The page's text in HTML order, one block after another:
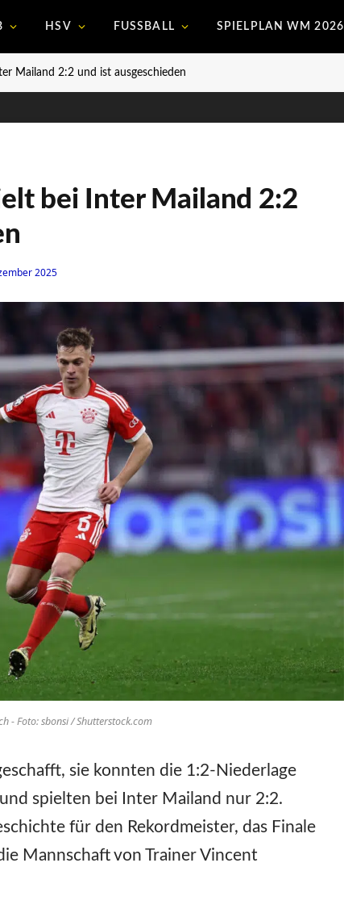
HSV FUSSBALL SPIELPLAN WM 2026
Mailand 2:2 und ist ausgeschieden
bei Inter Mailand 2:2
2025
- Foto: sbonsi / Shutterstock.com
sie konnten die 1:2-Niederlage
spielten bei Inter Mailand nur 2:2.
für den Rekordmeister, das Finale
Mannschaft von Trainer Vincent